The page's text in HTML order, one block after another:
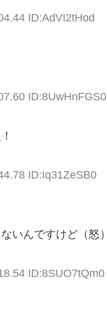
ID:AdVI2tHod
ID:8UwHnFGS0
ID:Iq31ZeSB0
いんですけど（怒）
ID:8SUO7tQm0